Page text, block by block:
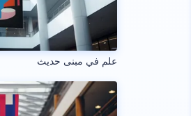
علم في مبنى حديث